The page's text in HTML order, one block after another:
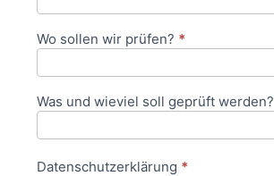
Wo sollen wir prüfen? *
Was und wieviel soll geprüft werden?
Datenschutzerklärung *